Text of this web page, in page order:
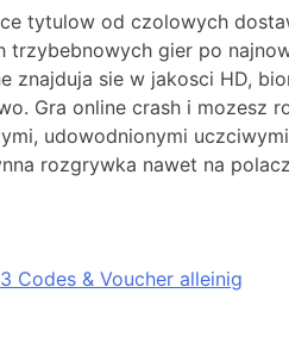
tytulow od czolowych
gier po
znajduja sie w jakosci HD,
Gra online crash i
udowodnionymi
rozgrywka nawet na
Codes & Voucher alleinig